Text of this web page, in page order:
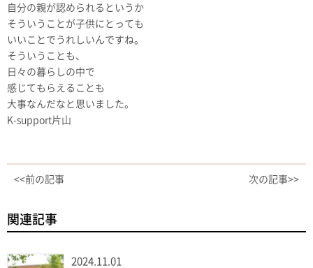
自分の親が認められるというか
そういうことが子供にとっても
いいことでうれしいんですね。
そういうことも、
日々の暮らしの中で
感じてもらえることも
大事なんだなと思いました。
K-support片山
<<前の記事 次の記事>>
関連記事
2024.11.01